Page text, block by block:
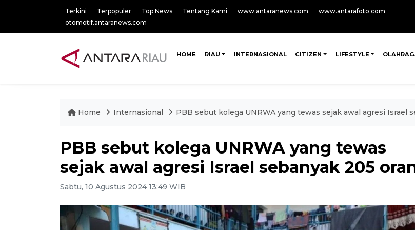
Terkini Terpopuler Top News Tentang Kami www.antaranews.com
www.antarafoto.com
otomotif.antaranews.com
HOME RIAU INTERNASIONAL CITIZEN LIFESTYLE
Home Internasional PBB sebut kolega UNRWA yang tewas sejak awal agresi Israel
PBB sebut kolega UNRWA yang tewas
sejak awal agresi Israel sebanyak 205
Sabtu, 10 Agustus 2024 13:49 WIB